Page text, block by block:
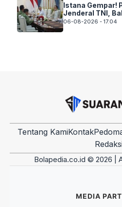
Istana Gempar!
Jenderal TNI,
06-08-2026 - 17.04
Tentang KamiKontak
Bolapedia.co.id © 2026 |
MEDIA